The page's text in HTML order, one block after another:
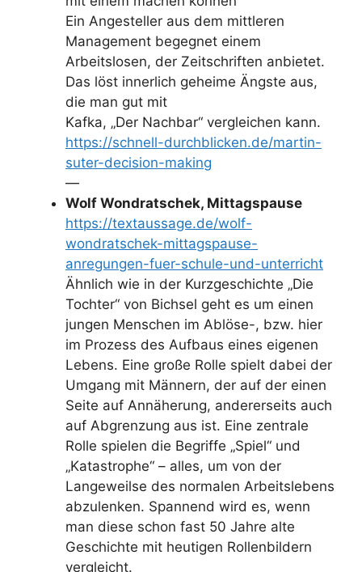
Ein Angesteller aus dem mittleren
Management begegnet einem
Arbeitslosen, der Zeitschriften anbietet.
Das löst innerlich geheime Ängste aus,
die man gut mit
Kafka, „Der Nachbar“ vergleichen kann.
https://schnell-durchblicken.de/martin-
suter-decision-making
—
Wolf Wondratschek, Mittagspause
https://textaussage.de/wolf-
wondratschek-mittagspause-
anregungen-fuer-schule-und-unterricht
Ähnlich wie in der Kurzgeschichte „Die
Tochter“ von Bichsel geht es um einen
jungen Menschen im Ablöse-, bzw. hier
im Prozess des Aufbaus eines eigenen
Lebens. Eine große Rolle spielt dabei der
Umgang mit Männern, der auf der einen
Seite auf Annäherung, andererseits auch
auf Abgrenzung aus ist. Eine zentrale
Rolle spielen die Begriffe „Spiel“ und
„Katastrophe“ – alles, um von der
Langeweilse des normalen Arbeitslebens
abzulenken. Spannend wird es, wenn
man diese schon fast 50 Jahre alte
Geschichte mit heutigen Rollenbildern
vergleicht.